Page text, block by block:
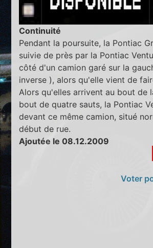
Continuité
Pendant la poursuite, la Pontiac
suivie de près par la Pontiac
côté d'un camion garé sur la
inverse ), alors qu'elle vient de
Alors qu'elles arrivent au bout de
bout de quatre sauts, la Pontiac
devant ce même camion, situé
début de rue.
Ajoutée le 08.12.2009
Voter